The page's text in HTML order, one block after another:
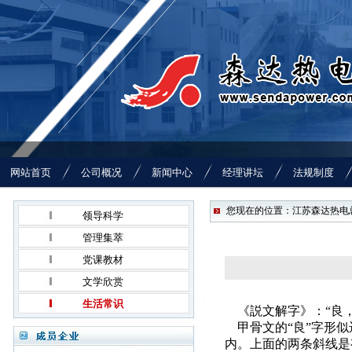
网站首页 公司概况 新闻中心 经理讲坛 法规制度
领导科学
管理集萃
党课教材
文学欣赏
生活常识
您现在的位置：江苏森达热电
《説文解字》：“良
甲骨文的“良”字形
内。上面的两条斜线